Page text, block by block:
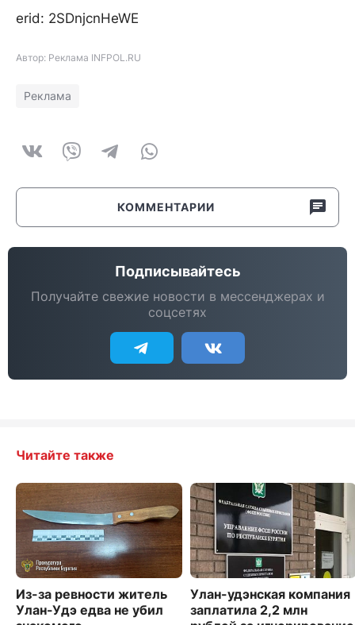
erid: 2SDnjcnHeWE
Автор: Реклама INFPOL.RU
Реклама
КОММЕНТАРИИ
Подписывайтесь
Получайте свежие новости в мессенджерах и
соцсетях
Читайте также
Из-за ревности житель
Улан-Удэ едва не убил
Улан-удэнская компания
заплатила 2,2 млн